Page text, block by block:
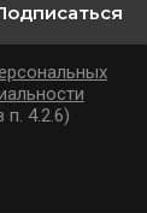
4.2.6)